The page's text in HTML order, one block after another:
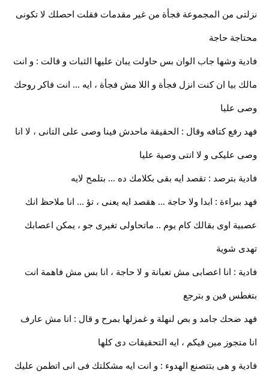
نزلتى من المجموعة فجأة من غير مقدمات فقلت احصلك لا تكونى
محتاجة حاجة
فادية وشها جاب الوان بس حاولت يبان عليها الثبات و قالت : و انت
مالك بيا ان كنت انزل فجأة و اللا مش فجأة ، ايه … انت فاكر روحك
وصى عليا
فهد رفع كتافه وقال : الحقيقة ماحدش فينا وصى على التانى ، لا انا
وصى عليكى و لا انتى وصية عليا
فادية بترصد : تقصد ايه بقى بكلامك ده … بتلمح لايه
فهد ببراءة : ابدا ولا حاجة … هقصد ايه يعنى ، تؤ … انا ملاحظ انك
عصبية اوى بقالك كام يوم .. ماتحاولى تغيرى جو ، يمكن اعصابك
تهدى شوية
فادية : انا اعصابى مش تعبانة و لا حاجة ، انا بس مش فاهمة انت
بتغطس فين و بترجع
فهد ضحك جامد و بص لنهلة و غمزلها بمرح و قال : انا مش عارف
انا متجوز مين فيكم ، ايه التحقيقات دى كلها
فادية و هى بتتصنع الهدوء : و انت ايه مشكلتك فى انى اتطمن عليك